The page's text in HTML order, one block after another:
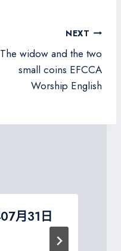
NEXT
The widow and the two
small coins EFCCA
Worship English
月31日